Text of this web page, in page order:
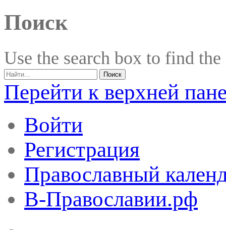
Поиск
Use the search box to find
Перейти к верхней
Войти
Регистрация
Православный
В-Православии.рф